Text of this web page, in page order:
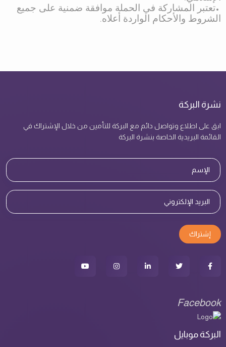
•تعتبر المشاركة في الحملة موافقة ضمنية على جميع
الشروط والأحكام الواردة أعلاه.
نشرة البركة
ابق على اطلاع وتواصل دائم مع البركة للتأمين من خلال الإشتراك في
القائمة البريدية الخاصة بنشرة البركة
إشتراك
Facebook
البركة موبايل